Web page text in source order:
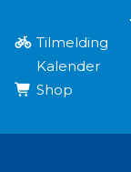
Tilmelding
Kalender
Shop